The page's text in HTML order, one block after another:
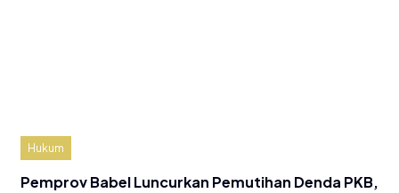
Hukum
Pemprov Babel Luncurkan Pemutihan Denda PKB,